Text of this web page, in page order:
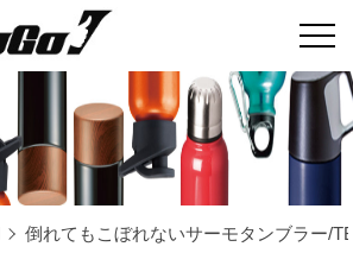
倒れてもこぼれないサーモタンブラー/